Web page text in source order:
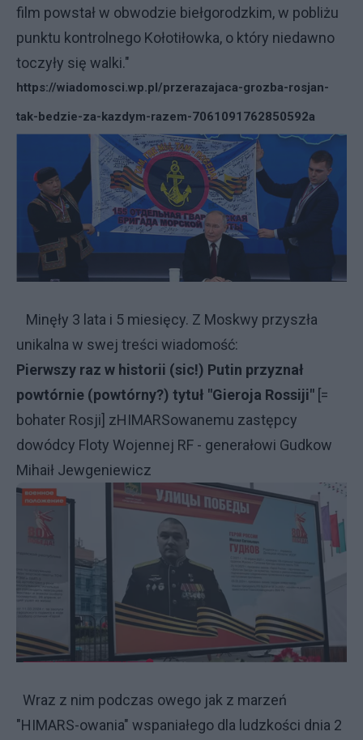
film powstał w obwodzie biełgorodzkim, w pobliżu
punktu kontrolnego Kołotiłowka, o który niedawno
toczyły się walki."
https://wiadomosci.wp.pl/przerazajaca-grozba-rosjan-
tak-bedzie-za-kazdym-razem-7061091762850592a
Minęły 3 lata i 5 miesięcy. Z Moskwy przyszła
unikalna w swej treści wiadomość:
Pierwszy raz w historii (sic!) Putin przyznał
powtórnie (powtórny?) tytuł "Gieroja Rossiji" [=
bohater Rosji] zHIMARSowanemu zastępcy
dowódcy Floty Wojennej RF - generałowi Gudkow
Mihaił Jewgeniewicz
Wraz z nim podczas owego jak z marzeń
"HIMARS-owania" wspaniałego dla ludzkości dnia 2